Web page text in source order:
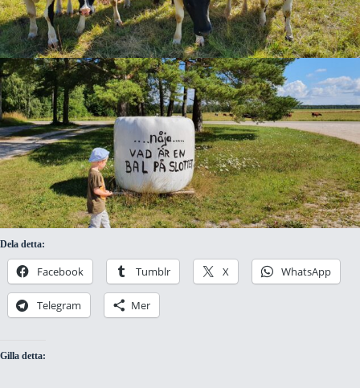
Dela detta:
Facebook Tumblr X WhatsApp
Telegram Mer
Gilla detta: